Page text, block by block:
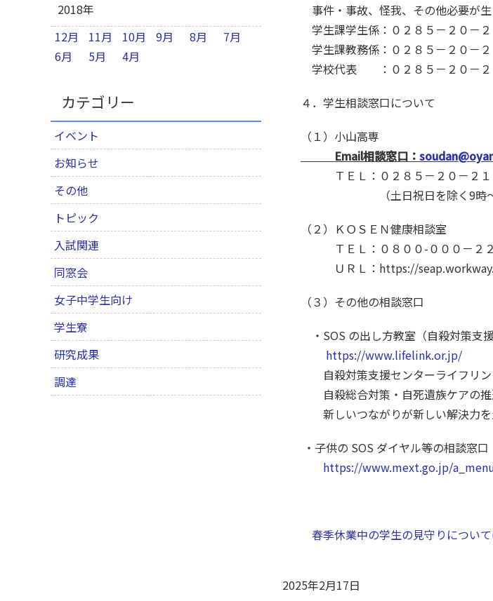
事件・事故、怪我、その他必要が
学生課学生係：０２８５－２０－２
学生課教務係：０２８５－２０－２
学校代表 ：０２８５－２０－２
４．学生相談窓口について
（１）小山高専
Email相談窓口：
ＴＥＬ：０２８５－２０－２１
（土日祝日を除く9時～１
（２）ＫＯＳＥＮ健康相談室
ＴＥＬ：０８００-０００－２２
ＵＲＬ：https://
（３）その他の相談窓口
・SOS の出し方教室（自殺対策支
https://www.lifelink.or.jp/
自殺対策支援センターライフリン
自殺総合対策・自死遺族ケアの推
新しいつながりが新しい解決力を
・子供の SOS ダイヤル等の相談窓
https://www.mext.go.jp/
春季休業中の学生の見守りについて
2025年2月17日
2018年
12月
11月 10月 9月 8月
7月
6月
5月 4月
カテゴリー
イベント
お知らせ
その他
トピック
入試関連
同窓会
女子中学生向け
学生寮
研究成果
調達